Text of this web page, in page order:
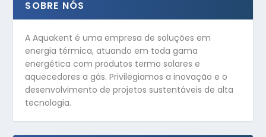
SOBRE NÓS
A Aquakent é uma empresa de soluções em
energia térmica, atuando em toda gama
energética com produtos termo solares e
aquecedores a gás. Privilegiamos a inovação e o
desenvolvimento de projetos sustentáveis de alta
tecnologia.